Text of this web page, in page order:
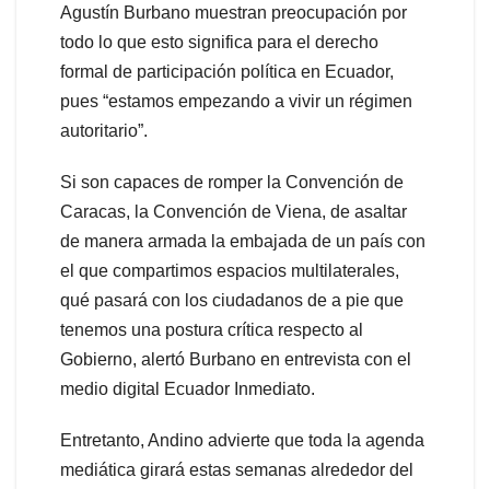
Agustín Burbano muestran preocupación por
todo lo que esto significa para el derecho
formal de participación política en Ecuador,
pues “estamos empezando a vivir un régimen
autoritario”.
Si son capaces de romper la Convención de
Caracas, la Convención de Viena, de asaltar
de manera armada la embajada de un país con
el que compartimos espacios multilaterales,
qué pasará con los ciudadanos de a pie que
tenemos una postura crítica respecto al
Gobierno, alertó Burbano en entrevista con el
medio digital Ecuador Inmediato.
Entretanto, Andino advierte que toda la agenda
mediática girará estas semanas alrededor del